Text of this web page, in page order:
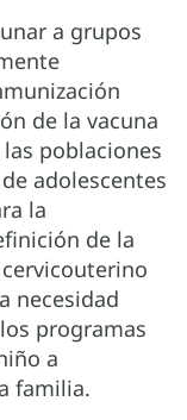
a grupos
de la vacuna
poblaciones
adolescentes
la
de la
necesidad
programas
a
familia.